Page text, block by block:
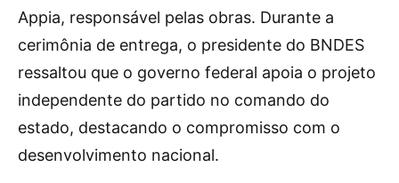
Appia, responsável pelas obras. Durante a
cerimônia de entrega, o presidente do BNDES
ressaltou que o governo federal apoia o projeto
independente do partido no comando do
estado, destacando o compromisso com o
desenvolvimento nacional.